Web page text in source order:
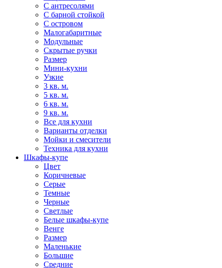
С антресолями
С барной стойкой
С островом
Малогабаритные
Модульные
Скрытые ручки
Размер
Мини-кухни
Узкие
3 кв. м.
5 кв. м.
6 кв. м.
9 кв. м.
Все для кухни
Варианты отделки
Мойки и смесители
Техника для кухни
Шкафы-купе
Цвет
Коричневые
Серые
Темные
Черные
Светлые
Белые шкафы-купе
Венге
Размер
Маленькие
Большие
Средние